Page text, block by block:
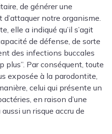
de générer une
notre organisme.
elle a indiqué qu’il s’agit
de défense, de sorte
des infections buccales
plus”. Par conséquent, toute
exposée à la parodontite,
celui qui présente un
en raison d’une
un risque accru de